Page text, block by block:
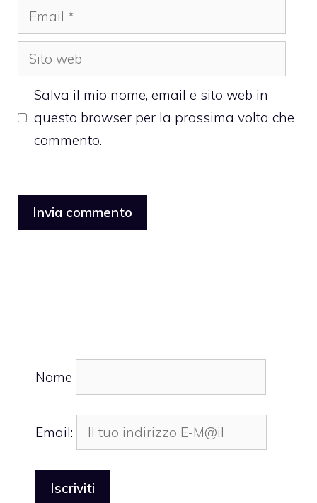
Email
Sito
web
Salva il mio nome, email e sito web in
questo browser per la prossima volta che
commento.
Nome
Email: